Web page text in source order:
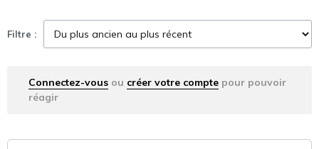
Filtre :
Connectez-vous ou créer votre compte pour pouvoir
réagir